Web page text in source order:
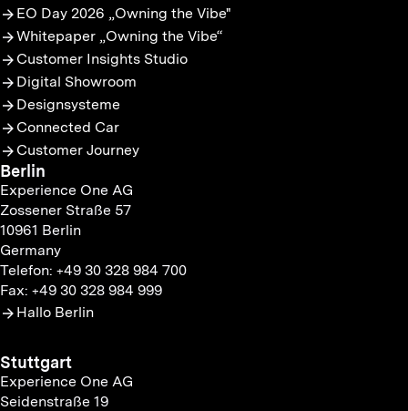
EO Day 2026 „Owning the Vibe"
Whitepaper „Owning the Vibe“
Customer Insights Studio
Digital Showroom
Designsysteme
Connected Car
Customer Journey
Berlin
Experience One AG
Zossener Straße 57
10961 Berlin
Germany
Telefon: +49 30 328 984 700
Fax: +49 30 328 984 999
Hallo Berlin
Stuttgart
Experience One AG
Seidenstraße 19